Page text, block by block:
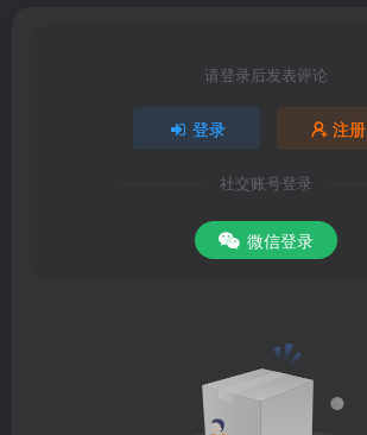
请登录后发表评论
登录 注册
社交账号登录
微信登录